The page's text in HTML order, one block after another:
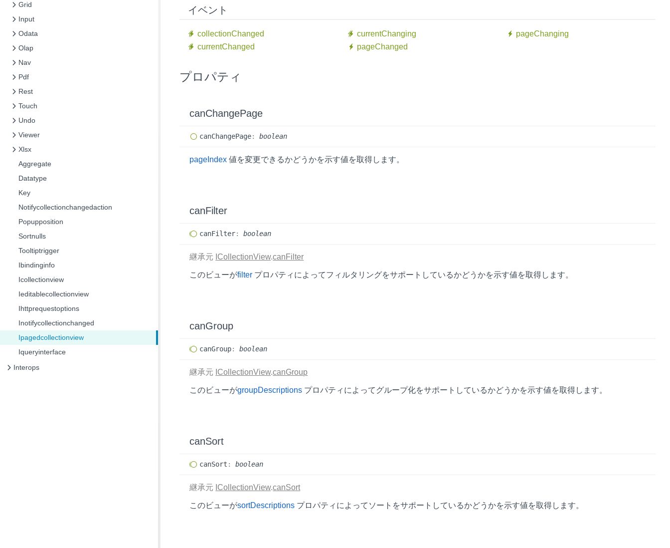
Grid
Input
Odata
Olap
Nav
Pdf
Rest
Touch
Undo
Viewer
Xlsx
Aggregate
Datatype
Key
Notifycollectionchangedaction
Popupposition
Sortnulls
Tooltiptrigger
Ibindinginfo
Icollectionview
Ieditablecollectionview
Ihttprequestoptions
Inotifycollectionchanged
Ipagedcollectionview
Iqueryinterface
Interops
イベント
collectionChanged
currentChanged
currentChanging
pageChanged
pageChanging
プロパティ
canChangePage
canChangePage: boolean
pageIndex 値を変更できるかどうかを示す値を取得します。
canFilter
canFilter: boolean
継承元 ICollectionView.canFilter
このビューがfilter プロパティによってフィルタリングをサポートしているかどうかを示す値を取得します。
canGroup
canGroup: boolean
継承元 ICollectionView.canGroup
このビューがgroupDescriptions プロパティによってグループ化をサポートしているかどうかを示す値を取得します。
canSort
canSort : boolean
継承元 ICollectionView.canSort
このビューがsortDescriptions プロパティによってソートをサポートしているかどうかを示す値を取得します。